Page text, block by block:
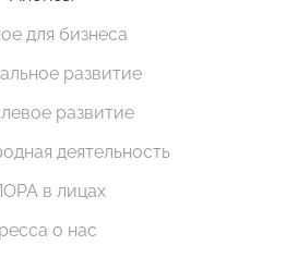
для бизнеса
развитие
развитие
деятельность
в лицах
о нас